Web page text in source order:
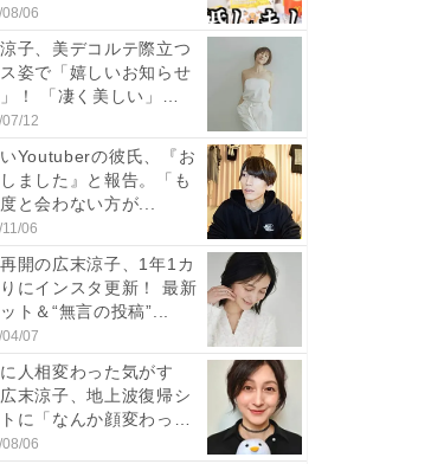
06
子、美デコルテ際立つ
ス姿で「嬉しいお知らせ
！ 「凄く美しい」
12
Youtuberの彼氏、『お
ました』と報告。「も
と会わない方が...
06
開の広末涼子、1年1カ
にインスタ更新！ 最新
ト＆“無言の投稿”...
07
に人相変わった気がす
末涼子、地上波復帰シ
に「なんか顔変わっ
...
06